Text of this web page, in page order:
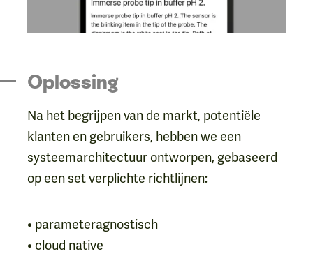
Oplossing
Na het begrijpen van de markt, potentiële
klanten en gebruikers, hebben we een
systeemarchitectuur ontworpen, gebaseerd
op een set verplichte richtlijnen:
• parameteragnostisch
• cloud native